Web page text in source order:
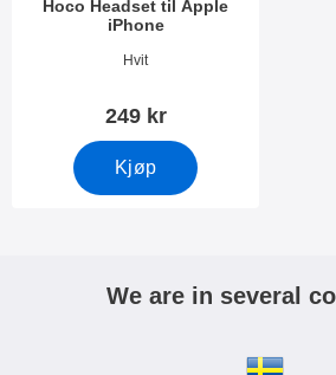
Hoco Headset til Apple
iPhone
Varenummer 25210
Hvit
249 kr
Kjøp
We are in several